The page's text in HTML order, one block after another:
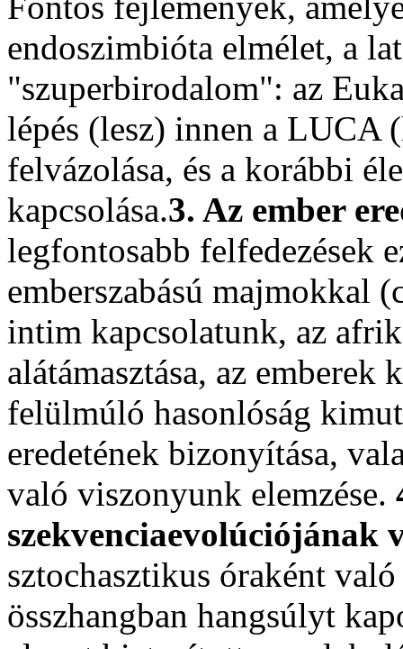
endoszimbióta elmélet, a
"szuperbirodalom": az
lépés (lesz) innen a LUCA
felvázolása, és a korábbi
kapcsolása.3. Az ember
legfontosabb felfedezések
emberszabású majmokkal
intim kapcsolatunk, az
alátámasztása, az
felülmúló hasonlóság
eredetének bizonyítása,
való viszonyunk elemzése.
szekvenciaevolúciójának
sztochasztikus óraként
összhangban hangsúlyt